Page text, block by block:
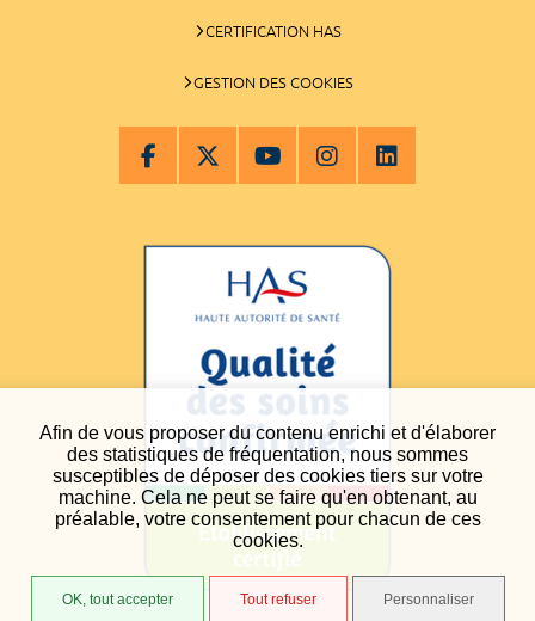
Afin de vous proposer du contenu enrichi et d'élaborer
des statistiques de fréquentation, nous sommes
susceptibles de déposer des cookies tiers sur votre
machine. Cela ne peut se faire qu'en obtenant, au
préalable, votre consentement pour chacun de ces
cookies.
OK, tout accepter Tout refuser Personnaliser
CERTIFICATION HAS
GESTION DES COOKIES